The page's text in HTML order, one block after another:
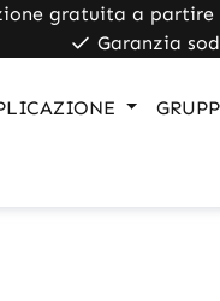
gratuita a partire
Garanzia